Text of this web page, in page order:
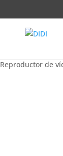
Reproductor de